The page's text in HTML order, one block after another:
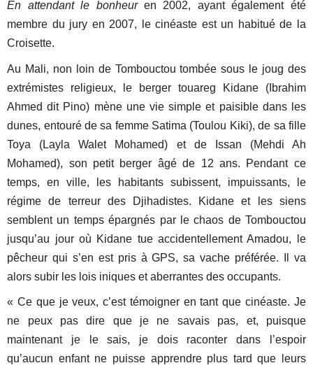
En attendant le bonheuren 2002, ayant également été
membre du jury en 2007, le cinéaste est un habitué de la
Croisette.
Au Mali, non loin de Tombouctou tombée sous le joug des
extrémistes religieux, le berger touareg Kidane (Ibrahim
Ahmed dit Pino) mène une vie simple et paisible dans les
dunes, entouré de sa femme Satima (Toulou Kiki), de sa fille
Toya (Layla Walet Mohamed) et de Issan (Mehdi Ah
Mohamed), son petit berger âgé de 12 ans. Pendant ce
temps, en ville, les habitants subissent, impuissants, le
régime de terreur des Djihadistes. Kidane et les siens
semblent un temps épargnés par le chaos de Tombouctou
jusqu’au jour où Kidane tue accidentellement Amadou, le
pêcheur qui s’en est pris à GPS, sa vache préférée. Il va
alors subir les lois iniques et aberrantes des occupants.
« Ce que je veux, c’est témoigner en tant que cinéaste. Je
ne peux pas dire que je ne savais pas, et, puisque
maintenant je le sais, je dois raconter dans l’espoir
qu’aucun enfant ne puisse apprendre plus tard que leurs